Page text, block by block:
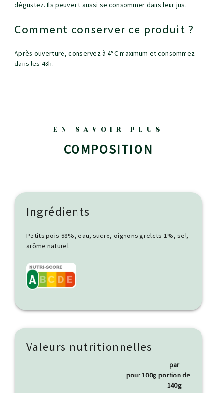
dégustez. Ils peuvent aussi se consommer dans leur jus.
Comment conserver ce produit ?
Après ouverture, conservez à 4°C maximum et consommez
dans les 48h.
EN SAVOIR PLUS
COMPOSITION
Ingrédients
Petits pois 68%, eau, sucre, oignons grelots 1%, sel,
arôme naturel
Valeurs nutritionnelles
pour 100g
par
portion de
140g